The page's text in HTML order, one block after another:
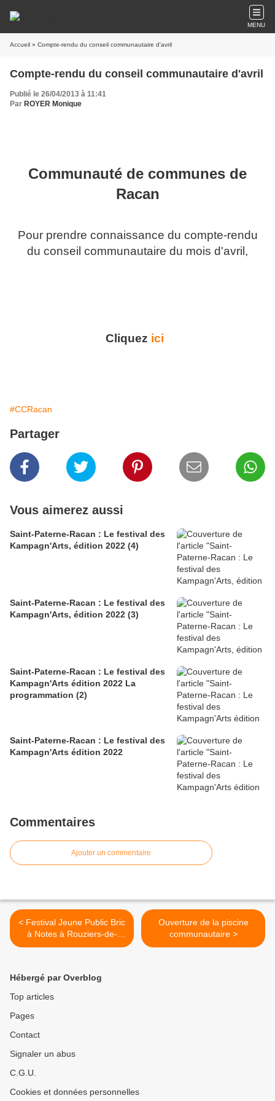
MENU
Accueil » Compte-rendu du conseil communautaire d'avril
Compte-rendu du conseil communautaire d'avril
Publié le 26/04/2013 à 11:41
Par ROYER Monique
Communauté de communes de
Racan
Pour prendre connaissance du compte-rendu
du conseil communautaire du mois d'avril,
Cliquez ici
#CCRacan
Partager
Vous aimerez aussi
Saint-Paterne-Racan : Le festival des
Kampagn'Arts, édition 2022 (4)
Saint-Paterne-Racan : Le festival des
Kampagn'Arts, édition 2022 (3)
Saint-Paterne-Racan : Le festival des
Kampagn'Arts édition 2022 La
programmation (2)
Saint-Paterne-Racan : Le festival des
Kampagn'Arts édition 2022
Commentaires
Ajouter un commentaire
< Festival Jeune Public Bric
à Notes à Rouziers-de-
Touraine
Ouverture de la piscine
communautaire >
Hébergé par Overblog
Top articles
Pages
Contact
Signaler un abus
C.G.U.
Cookies et données personnelles